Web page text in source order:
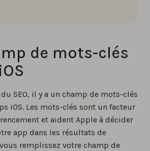
de mots-clés
SEO, il y a un champ de mots-clés
iOS. Les mots-clés sont un facteur
et aident Apple à décider
app dans les résultats de
remplissez votre champ de